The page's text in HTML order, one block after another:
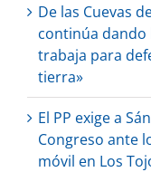
De las Cuevas
continúa dando
trabaja para
tierra»
El PP exige a
Congreso ante
móvil en Los